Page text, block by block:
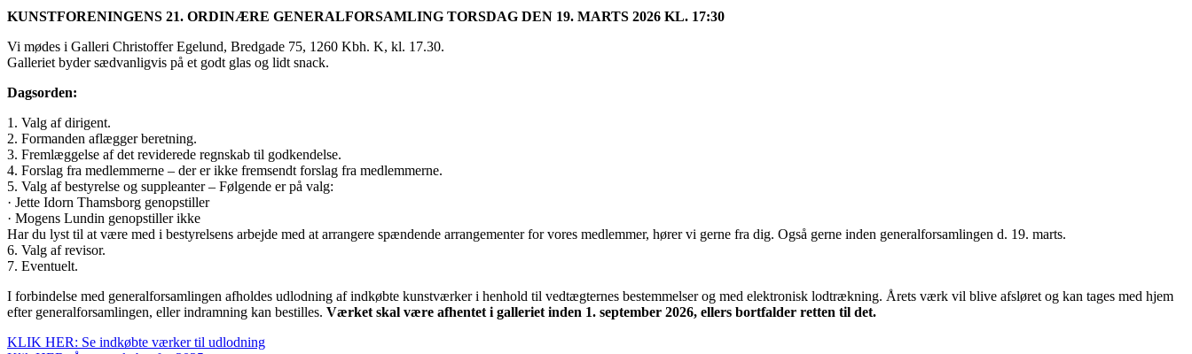
KUNSTFORENINGENS 21. ORDINÆRE GENERALFORSAMLING TORSDAG DEN 19. MARTS 2026 KL. 17:30
Vi mødes i Galleri Christoffer Egelund, Bredgade 75, 1260 Kbh. K, kl. 17.30.
Galleriet byder sædvanligvis på et godt glas og lidt snack.
Dagsorden:
1. Valg af dirigent.
2. Formanden aflægger beretning.
3. Fremlæggelse af det reviderede regnskab til godkendelse.
4. Forslag fra medlemmerne – der er ikke fremsendt forslag fra medlemmerne.
5. Valg af bestyrelse og suppleanter – Følgende er på valg:
· Jette Idorn Thamsborg genopstiller
· Mogens Lundin genopstiller ikke
Har du lyst til at være med i bestyrelsens arbejde med at arrangere spændende arrangementer for vores medlemmer, hører vi gerne fra dig. Også gerne inden generalforsamlingen d. 19. marts.
6. Valg af revisor.
7. Eventuelt.
I forbindelse med generalforsamlingen afholdes udlodning af indkøbte kunstværker i henhold til vedtægternes bestemmelser og med elektronisk lodtrækning. Årets værk vil blive afsløret og kan tages med hjem
efter generalforsamlingen, eller indramning kan bestilles. Værket skal være afhentet i galleriet inden 1. september 2026, ellers bortfalder retten til det.
KLIK HER: Se indkøbte værker til udlodning